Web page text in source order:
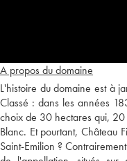
A propos du domaine
L'histoire du domaine est à
Classé : dans les années
choix de 30 hectares qui,
Blanc. Et pourtant, Château
Saint-Emilion ?